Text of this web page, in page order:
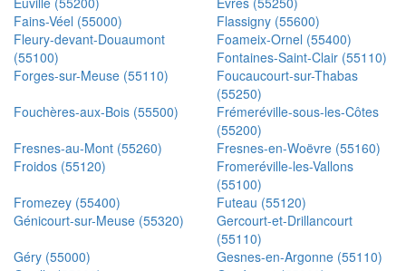
Fains-Véel (55000)
Flassigny (55600)
Fleury-devant-Douaumont
(55100)
Foameix-Ornel (55400)
Fontaines-Saint-Clair (55110)
Forges-sur-Meuse (55110)
Foucaucourt-sur-Thabas
(55250)
Fouchères-aux-Bois (55500)
Frémeréville-sous-les-Côtes
(55200)
Fresnes-au-Mont (55260)
Fresnes-en-Woëvre (55160)
Froidos (55120)
Fromeréville-les-Vallons
(55100)
Fromezey (55400)
Futeau (55120)
Génicourt-sur-Meuse (55320)
Gercourt-et-Drillancourt
(55110)
Géry (55000)
Gesnes-en-Argonne (55110)